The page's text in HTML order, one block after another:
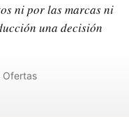
ni por las marcas ni
una decisión
Ofertas